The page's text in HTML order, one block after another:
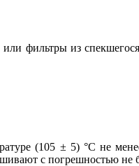
фильтры из спекшегося
(105 ± 5) °С не
с погрешностью не